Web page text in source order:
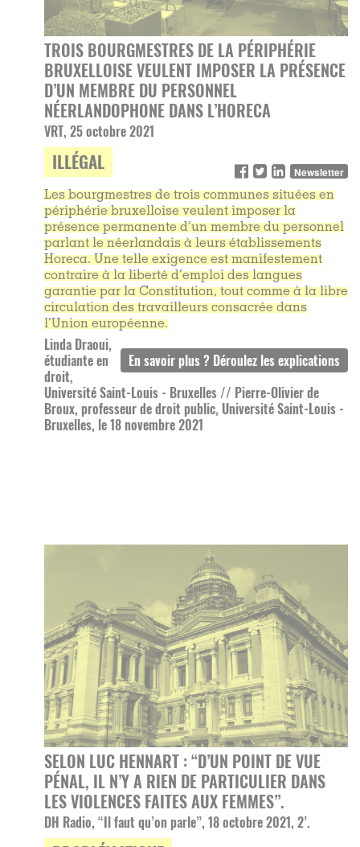
TROIS BOURGMESTRES DE LA PÉRIPHÉRIE
BRUXELLOISE VEULENT IMPOSER LA PRÉSENCE
D’UN MEMBRE DU PERSONNEL
NÉERLANDOPHONE DANS L’HORECA
VRT, 25 octobre 2021
ILLÉGAL Newsletter
Les bourgmestres de trois communes situées en
périphérie bruxelloise veulent imposer la
présence permanente d’un membre du personnel
parlant le néerlandais à leurs établissements
Horeca. Une telle exigence est manifestement
contraire à la liberté d’emploi des langues
garantie par la Constitution, tout comme à la libre
circulation des travailleurs consacrée dans
l’Union européenne.
Linda Draoui,
étudiante en
droit,
Université Saint-Louis - Bruxelles // Pierre-Olivier de
Broux, professeur de droit public, Université Saint-Louis -
Bruxelles, le 18 novembre 2021
SELON LUC HENNART : “D’UN POINT DE VUE
PÉNAL, IL N’Y A RIEN DE PARTICULIER DANS
LES VIOLENCES FAITES AUX FEMMES”.
DH Radio, “Il faut qu’on parle”, 18 octobre 2021, 2’.